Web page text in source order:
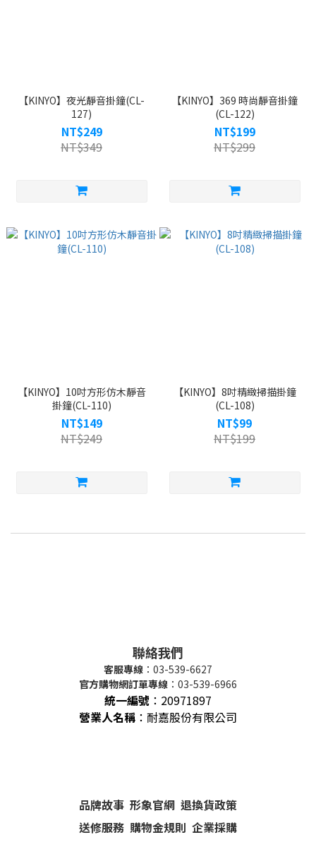
【KINYO】夜光靜音掛鐘(CL-
127)
NT$249
NT$349
【KINYO】369 時尚靜音掛鐘
(CL-122)
NT$199
NT$299
【KINYO】10吋方形仿木靜音
掛鐘(CL-110)
NT$149
NT$249
【KINYO】8吋精緻掃描掛鐘
(CL-108)
NT$99
NT$199
聯絡我們
客服專線 ：03-539-6627
官方購物網訂單專線 ：03-539-6966
統一編號 ： 20971897
營業人名稱 ：耐嘉股份有限公司
品牌故事 形象官網 退換貨政策
送修服務 購物金規則 企業採購